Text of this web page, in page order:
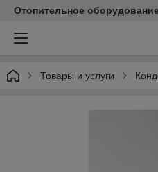
Отопительное
Товары и услуги